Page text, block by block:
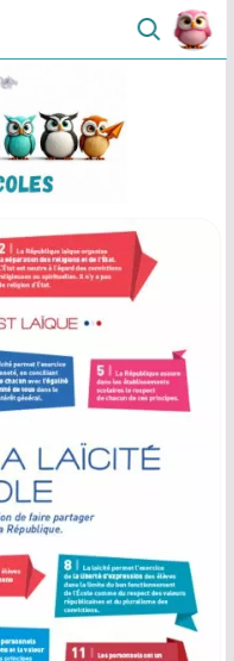
5.0
Rapide